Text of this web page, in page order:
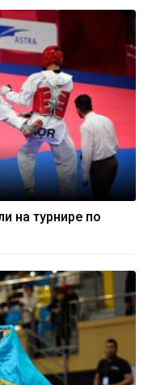
на турнире по